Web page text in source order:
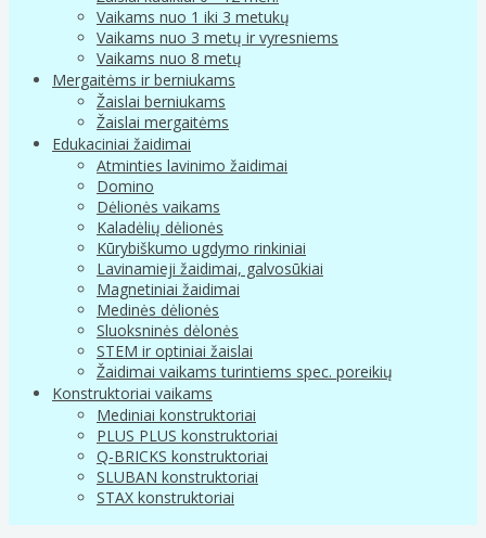
Vaikams nuo 1 iki 3 metukų
Vaikams nuo 3 metų ir vyresniems
Vaikams nuo 8 metų
Mergaitėms ir berniukams
Žaislai berniukams
Žaislai mergaitėms
Edukaciniai žaidimai
Atminties lavinimo žaidimai
Domino
Dėlionės vaikams
Kaladėlių dėlionės
Kūrybiškumo ugdymo rinkiniai
Lavinamieji žaidimai, galvosūkiai
Magnetiniai žaidimai
Medinės dėlionės
Sluoksninės dėlonės
STEM ir optiniai žaislai
Žaidimai vaikams turintiems spec. poreikių
Konstruktoriai vaikams
Mediniai konstruktoriai
PLUS PLUS konstruktoriai
Q-BRICKS konstruktoriai
SLUBAN konstruktoriai
STAX konstruktoriai